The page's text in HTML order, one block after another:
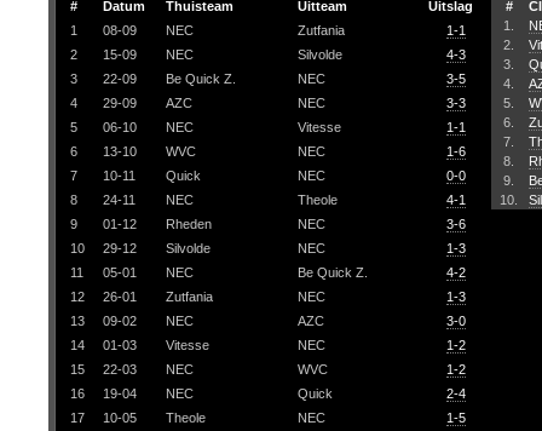
#
Datum Thuisteam Uitteam
Uitslag
1
08-09 NEC Zutfania
1-1
2
15-09 NEC Silvolde
4-3
3
22-09 Be Quick Z. NEC
3-5
4
29-09 AZC NEC
3-3
5
06-10 NEC Vitesse
1-1
6
13-10 WVC NEC
1-6
7
10-11 Quick NEC
0-0
8
24-11 NEC Theole
4-1
9
01-12 Rheden NEC
3-6
10
29-12 Silvolde NEC
1-3
11
05-01 NEC Be Quick Z.
4-2
12
26-01 Zutfania NEC
1-3
13
09-02 NEC AZC
3-0
14
01-03 Vitesse NEC
1-2
15
22-03 NEC WVC
1-2
16
19-04 NEC Quick
2-4
17
10-05 Theole NEC
1-5
#
1.
2.
3.
4.
5.
6.
7.
8.
9.
10.